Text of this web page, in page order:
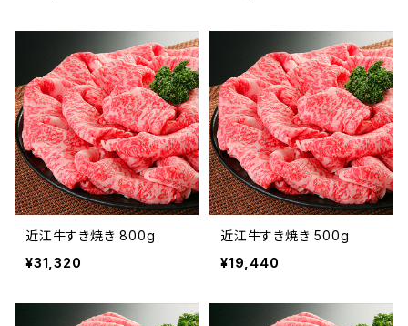
近江牛すき焼き 800g
¥31,320
近江牛すき焼き 500g
¥19,440